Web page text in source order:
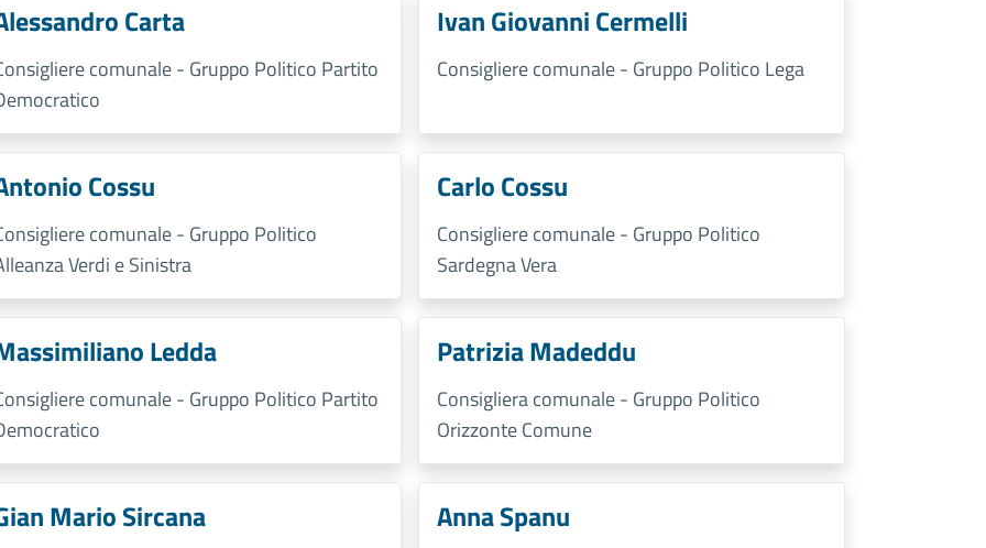
Carta
comunale - Gruppo Politico Partito
Ivan Giovanni Cermelli
Consigliere comunale - Gruppo Politico Lega
Cossu
comunale - Gruppo Politico
Verdi e Sinistra
Carlo Cossu
Consigliere comunale - Gruppo Politico
Sardegna Vera
Ledda
comunale - Gruppo Politico Partito
Patrizia Madeddu
Consigliera comunale - Gruppo Politico
Orizzonte Comune
Mario Sircana Anna Spanu